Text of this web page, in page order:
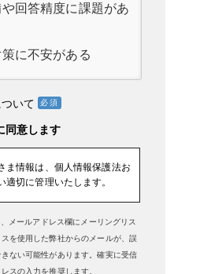
回答精度に課題があ
に不安がある
いて
ま情報は、個人情報保護法お
適切に管理いたします。
メールアドレス欄にメーリングリス
を使用した弊社からのメールが、誤
ない可能性があります。確実に受信
スの入力を推奨します。